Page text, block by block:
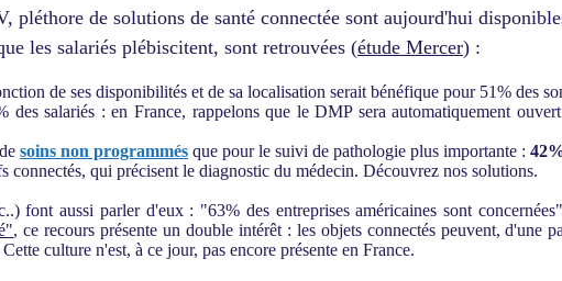
pléthore de solutions de santé connectée sont aujourd'hui
les salariés plébiscitent, sont retrouvées (étude Mercer) :
de ses disponibilités et de sa localisation serait bénéfique pour 51% des
salariés : en France, rappelons que le DMP sera automatiquement
soins non programmés que pour le suivi de pathologie plus importante :
qui précisent le diagnostic du médecin. Découvrez nos solutions.
font aussi parler d'eux : "63% des entreprises américaines sont
, ce recours présente un double intérêt : les objets connectés peuvent, d'une
culture n'est, à ce jour, pas encore présente en France.